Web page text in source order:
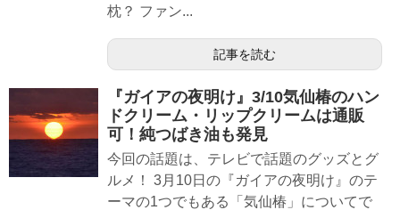
枕？ ファン...
記事を読む
『ガイアの夜明け』3/10気仙椿のハン
ドクリーム・リップクリームは通販
可！純つばき油も発見
今回の話題は、テレビで話題のグッズとグ
ルメ！ 3月10日の『ガイアの夜明け』のテ
ーマの1つでもある「気仙椿」についてで